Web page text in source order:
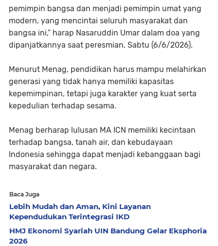
pemimpin bangsa dan menjadi pemimpin umat yang
modern, yang mencintai seluruh masyarakat dan
bangsa ini,” harap Nasaruddin Umar dalam doa yang
dipanjatkannya saat peresmian, Sabtu (6/6/2026).
Menurut Menag, pendidikan harus mampu melahirkan
generasi yang tidak hanya memiliki kapasitas
kepemimpinan, tetapi juga karakter yang kuat serta
kepedulian terhadap sesama.
Menag berharap lulusan MA ICN memiliki kecintaan
terhadap bangsa, tanah air, dan kebudayaan
Indonesia sehingga dapat menjadi kebanggaan bagi
masyarakat dan negara.
Baca Juga
Lebih Mudah dan Aman, Kini Layanan
Kependudukan Terintegrasi IKD
HMJ Ekonomi Syariah UIN Bandung Gelar Eksphoria
2026